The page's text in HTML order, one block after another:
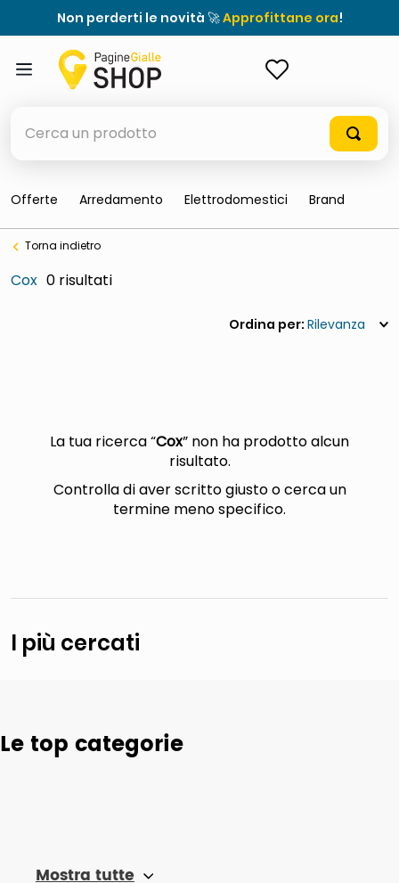
Non perderti le novità 🚀Approfittane ora!
orologio parete
porta tv
pattumiera raccolta differenziata
crema funghi porcini tartufo
Offerte Arredamento Elettrodomestici Brand
Torna indietro
Cox 0
Rilevanza
La tua ricerca “Cox” non ha prodotto alcun
risultato.
Controlla di aver scritto giusto o cerca un
termine meno specifico.
I più cercati
Le top categorie
Mostra tutte